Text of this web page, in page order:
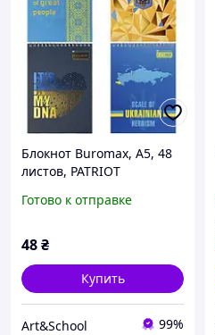
Блокнот Buromax, А5, 48
листов, PATRIOT
картонная обложка,
Готово к отправке
48₴
Купить
Art&School 99%